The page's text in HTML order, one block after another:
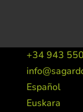
+34 943
Español
Euskara